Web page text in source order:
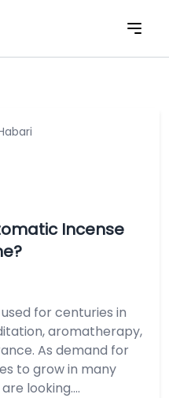
Incense
for centuries in
aromatherapy,
As demand for
to grow in many
looking....